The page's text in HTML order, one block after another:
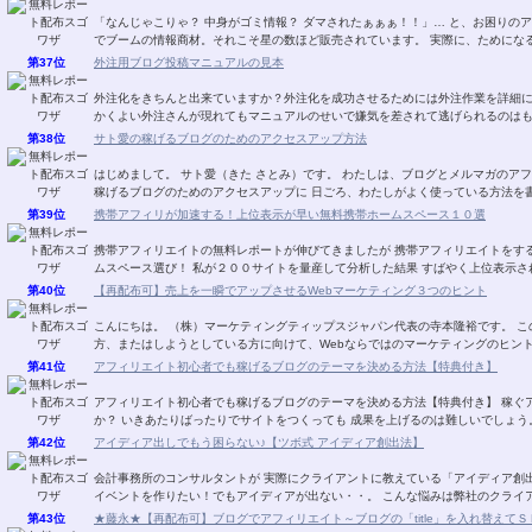
「なんじゃこりゃ？ 中身がゴミ情報？ ダマされたぁぁぁ！！」… と、お困りの
でブームの情報商材。それこそ星の数ほど
第37位
外注用ブログ投稿マニュアルの見本
外注化をきちんと出来ていますか？外注化を成功させるためには外注作業を詳細
かくよい外注さんが現れてもマニュアルのせいで嫌気を差されて逃げられるの
第38位
サト愛の稼げるブログのためのアクセスアップ方法
はじめまして。 サト愛（きた さとみ）です。 わたしは、ブログとメルマガのアフィリエイトを 楽しんでいます。 このレポートでは、
稼げるブログのためのアクセスアップに 日ごろ、わたしがよく使っている方法
第39位
携帯アフィリが加速する！上位表示が早い無料携帯ホームスペース１０選
携帯アフィリエイトの無料レポートが伸びてきましたが 携帯アフィリエイトを
ムスペース選び！ 私が２００サイトを量産して分析した結果 すばやく上
第40位
【再配布可】売上を一瞬でアップさせるWebマーケティング３つのヒント
こんにちは。 （株）マーケティングティップスジャパン代表の寺本隆裕です。 このレポートでは、Webを使って何かを販売している
第41位 アフィリエイト初心者でも稼げるブログのテーマを決める方法【特典付き】
アフィリエイト初心者でも稼げるブログのテーマを決める方法【特典付き】 稼ぐアフィリエイトサイトのテーマの決め方は ご存じです
第42位 アイディア出しでもう困らない♪【ツボ式 アイディア創出法】
会計事務所のコンサルタントが 実際にクライアントに教えている「アイディア創出法」です。 ★あ～企画を考えな
イベントを作りたい！でもアイディアが出ない・・
第43位
★藤永★【再配布可】ブログでアフィリエイト～ブログの「title」を入れ替えて